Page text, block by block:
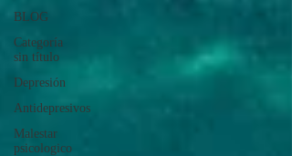
BLOG
Categoría
sin título
Depresión
Antidepresivos
Malestar
psicologico